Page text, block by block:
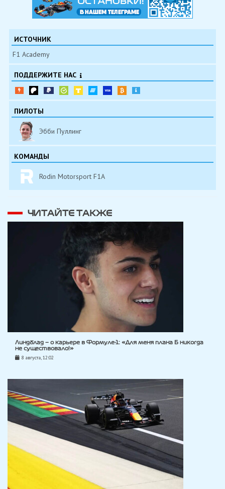
ИСТОЧНИК
F1 Academy
ПОДДЕРЖИТЕ НАС
ПИЛОТЫ
Эбби Пуллинг
КОМАНДЫ
Rodin Motorsport F1A
ЧИТАЙТЕ ТАКЖЕ
Линдблад — о карьере в Формуле-1: «Для меня плана Б никогда
не существовало!»
8 августа, 12:02